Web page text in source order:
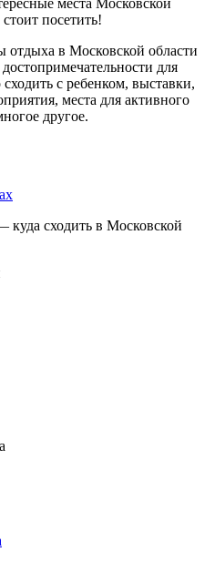
посетить!
в Московской области
для
с ребенком, выставки,
места для активного
другое.
сходить в Московской